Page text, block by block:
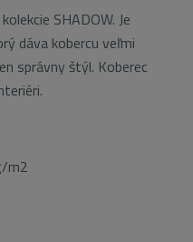
SHADOW. Je
dáva kobercu veľmi
správny štýl. Koberec
m2